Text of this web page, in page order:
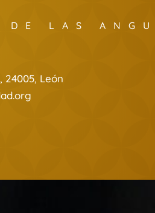
DE LAS
24005, León